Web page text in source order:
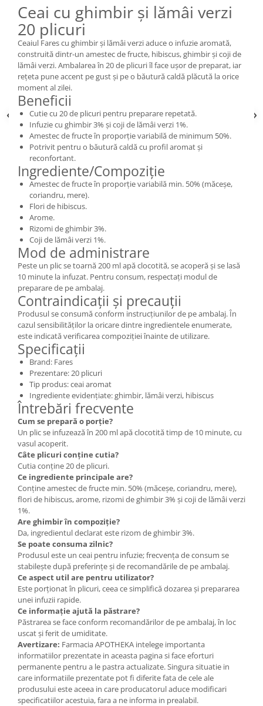
Ceai cu ghimbir și lămâi verzi
20 plicuri
Ceaiul Fares cu ghimbir și lămâi verzi aduce o infuzie aromată,
construită dintr-un amestec de fructe, hibiscus, ghimbir și coji de
lămâi verzi. Ambalarea în 20 de plicuri îl face ușor de preparat, iar
rețeta pune accent pe gust și pe o băutură caldă plăcută la orice
moment al zilei.
Beneficii
Cutie cu 20 de plicuri pentru preparare repetată.
Infuzie cu ghimbir 3% și coji de lămâi verzi 1%.
Amestec de fructe în proporție variabilă de minimum 50%.
Potrivit pentru o băutură caldă cu profil aromat și
reconfortant.
Ingrediente/Compoziție
Amestec de fructe în proporție variabilă min. 50% (măceșe,
coriandru, mere).
Flori de hibiscus.
Arome.
Rizomi de ghimbir 3%.
Coji de lămâi verzi 1%.
Mod de administrare
Peste un plic se toarnă 200 ml apă clocotită, se acoperă și se lasă
10 minute la infuzat. Pentru consum, respectați modul de
preparare de pe ambalaj.
Contraindicații și precauții
Produsul se consumă conform instrucțiunilor de pe ambalaj. În
cazul sensibilităților la oricare dintre ingredientele enumerate,
este indicată verificarea compoziției înainte de utilizare.
Specificații
Brand: Fares
Prezentare: 20 plicuri
Tip produs: ceai aromat
Ingrediente evidențiate: ghimbir, lămâi verzi, hibiscus
Întrebări frecvente
Cum se prepară o porție?
Un plic se infuzează în 200 ml apă clocotită timp de 10 minute, cu
vasul acoperit.
Câte plicuri conține cutia?
Cutia conține 20 de plicuri.
Ce ingrediente principale are?
Conține amestec de fructe min. 50% (măceșe, coriandru, mere),
flori de hibiscus, arome, rizomi de ghimbir 3% și coji de lămâi verzi
1%.
Are ghimbir în compoziție?
Da, ingredientul declarat este rizom de ghimbir 3%.
Se poate consuma zilnic?
Produsul este un ceai pentru infuzie; frecvența de consum se
stabilește după preferințe și de recomandările de pe ambalaj.
Ce aspect util are pentru utilizator?
Este porționat în plicuri, ceea ce simplifică dozarea și prepararea
unei infuzii rapide.
Ce informație ajută la păstrare?
Păstrarea se face conform recomandărilor de pe ambalaj, în loc
uscat și ferit de umiditate.
Avertizare: Farmacia APOTHEKA intelege importanta
informatiilor prezentate in aceasta pagina si face eforturi
permanente pentru a le pastra actualizate. Singura situatie in
care informatiile prezentate pot fi diferite fata de cele ale
produsului este aceea in care producatorul aduce modificari
specificatiilor acestuia, fara a ne informa in prealabil.